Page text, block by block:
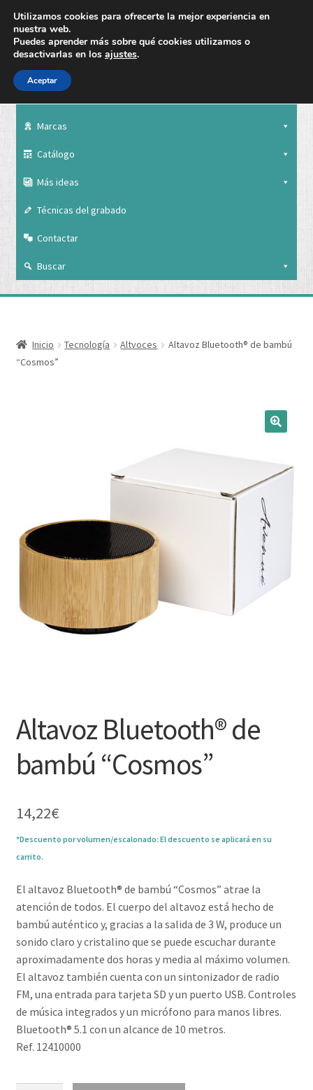
Marcas
Catálogo
Más ideas
Técnicas del grabado
Contactar
Buscar
Nuestra empresa
el
hijo
Inicio Tecnología Altvoces
Altavoz Bluetooth® de bambú
“Cosmos”
Altavoz Bluetooth® de
bambú “Cosmos”
14,22€
*Descuento por volumen/escalonado: El descuento se aplicará en su
carrito.
El altavoz Bluetooth® de bambú “Cosmos” atrae la
atención de todos. El cuerpo del altavoz está hecho de
bambú auténtico y, gracias a la salida de 3 W, produce un
sonido claro y cristalino que se puede escuchar durante
aproximadamente dos horas y media al máximo volumen.
El altavoz también cuenta con un sintonizador de radio
FM, una entrada para tarjeta SD y un puerto USB. Controles
de música integrados y un micrófono para manos libres.
Bluetooth® 5.1 con un alcance de 10 metros.
Ref. 12410000
Utilizamos cookies para ofrecerte la mejor experiencia en
nuestra web.
Puedes aprender más sobre qué cookies utilizamos o
desactivarlas en los ajustes.
Aceptar